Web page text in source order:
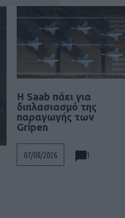
H Saab πάει για
διπλασιασμό της
παραγωγής των
Gripen
07/08/2026 1